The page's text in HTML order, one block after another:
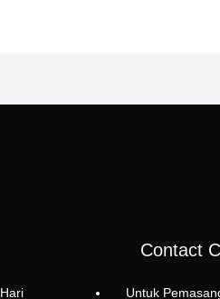
Contact
Untuk